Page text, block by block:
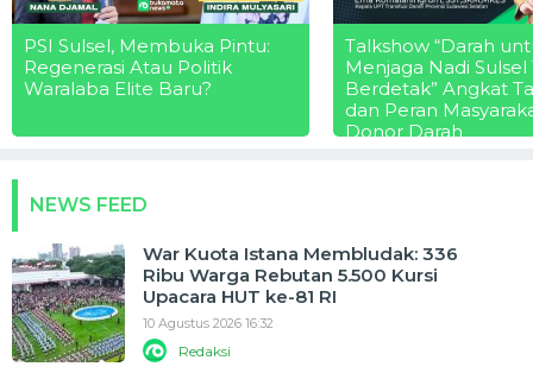
PSI Sulsel, Membuka Pintu:
Regenerasi Atau Politik
Waralaba Elite Baru?
Talkshow “Darah
Menjaga Nadi Sulsel
Berdetak” Angkat
dan Peran
Donor Darah
NEWS FEED
War Kuota Istana Membludak: 336
Ribu Warga Rebutan 5.500 Kursi
Upacara HUT ke-81 RI
10 Agustus 2026 16:32
Redaksi